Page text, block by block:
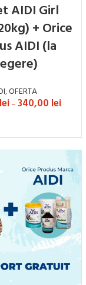
AIDI Girl
+ Orice
AIDI (la
,OFERTA
lei–340,00 lei